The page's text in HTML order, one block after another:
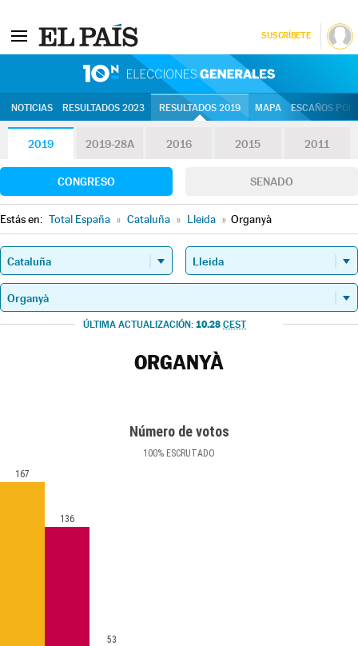
SUSCRÍBETE
NOTICIAS RESULTADOS 2023 RESULTADOS 2019 MAPA ESCAÑOS
2019 2019-28A 2016 2015 2011
CONGRESO SENADO
Estás en: Total España » Cataluña » Lleida » Organyà
ÚLTIMA ACTUALIZACIÓN: 10.28 CEST
ORGANYÀ
Número de votos
100% ESCRUTADO
167
136
53